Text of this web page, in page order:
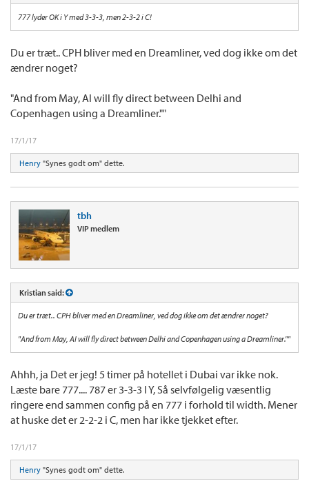
777 lyder OK i Y med 3-3-3, men 2-3-2 i C!
Du er træt.. CPH bliver med en Dreamliner, ved dog ikke om det
ændrer noget?
"And from May, AI will fly direct between Delhi and
Copenhagen using a Dreamliner.""
17/1/17
Henry "Synes godt om" dette.
tbh
VIP medlem
Kristian said:
Du er træt.. CPH bliver med en Dreamliner, ved dog ikke om det ændrer noget?
"And from May, AI will fly direct between Delhi and Copenhagen using a Dreamliner.""
Ahhh, ja Det er jeg! 5 timer på hotellet i Dubai var ikke nok.
Læste bare 777.... 787 er 3-3-3 I Y, Så selvfølgelig væsentlig
ringere end sammen config på en 777 i forhold til width. Mener
at huske det er 2-2-2 i C, men har ikke tjekket efter.
17/1/17
Henry "Synes godt om" dette.